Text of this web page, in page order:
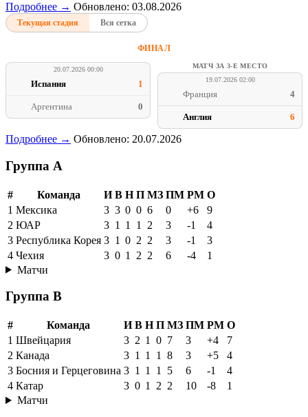
Подробнее → Обновлено: 03.08.2026
Текущая стадия Вся сетка
ФИНАЛ
20.07.2026 00:00
Испания 1
Аргентина 0
МАТЧ ЗА 3-Е МЕСТО
19.07.2026 02:00
Франция 4
Англия 6
Подробнее → Обновлено: 20.07.2026
Группа A
# Команда И В Н П МЗ ПМ РМ О
1 Мексика 3 3 0 0 6 0 +6
9
2 ЮАР 3 1 1 1 2 3 -1
4
3 Республика Корея 3 1 0 2 2 3 -1
3
4 Чехия 3 0 1 2 2 6 -4
1
Матчи
Группа B
# Команда И В Н П МЗ ПМ РМ О
1 Швейцария 3 2 1 0 7 3 +4
7
2 Канада 3 1 1 1 8 3 +5
4
3 Босния и Герцеговина 3 1 1 1 5 6 -1
4
4 Катар 3 0 1 2 2 10 -8
1
Матчи